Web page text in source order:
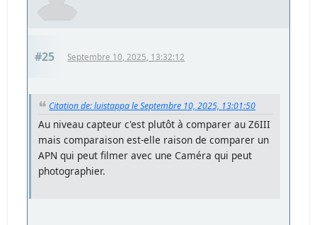
#25 Septembre 10, 2025, 13:32:12
Citation de: luistappa le Septembre 10, 2025, 13:01:50
Au niveau capteur c'est plutôt à comparer au Z6III
mais comparaison est-elle raison de comparer un
APN qui peut filmer avec une Caméra qui peut
photographier.